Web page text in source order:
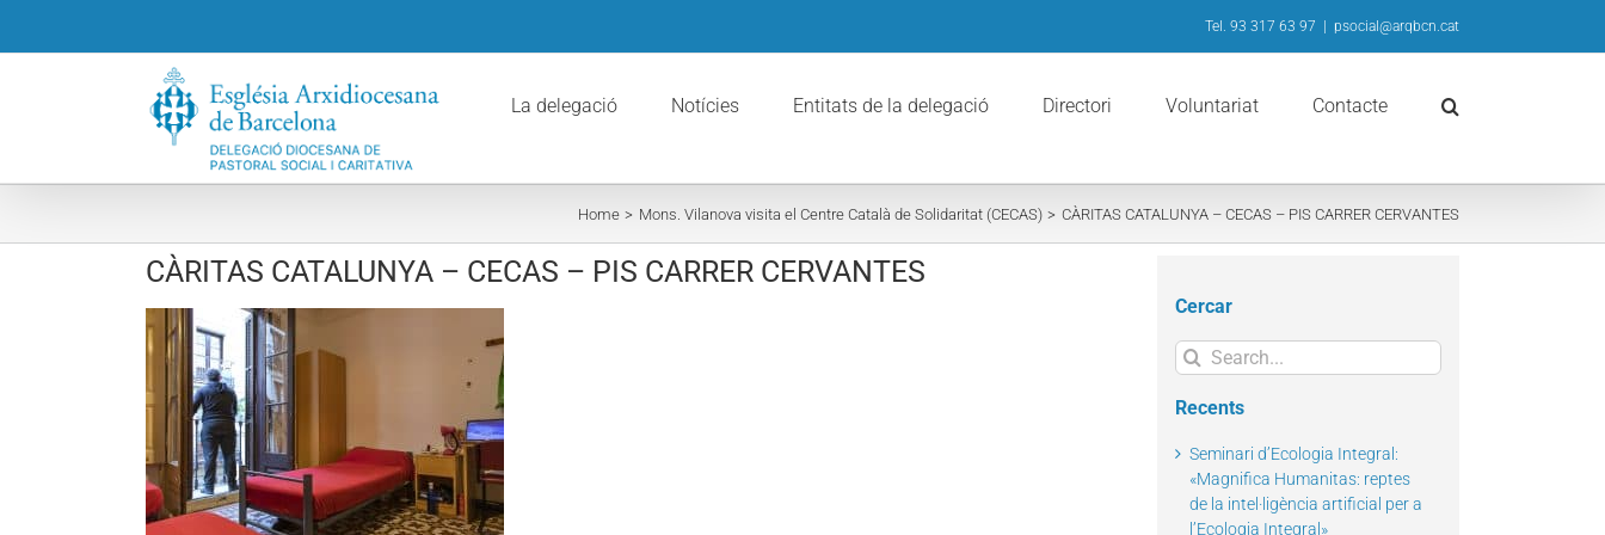
Tel. 93 317 63 97 psocial@arqbcn.cat
La delegació Notícies Entitats de la delegació Directori Voluntariat Contacte
Home Mons. Vilanova visita el Centre Català de Solidaritat (CECAS) CÀRITAS CATALUNYA – CECAS – PIS CARRER CERVANTES
CÀRITAS CATALUNYA – CECAS – PIS CARRER CERVANTES
Cercar
Search
for:
Recents
Seminari d’Ecologia Integral:
«Magnifica Humanitas: reptes
de la intel·ligència artificial per a
l’Ecologia Integral»